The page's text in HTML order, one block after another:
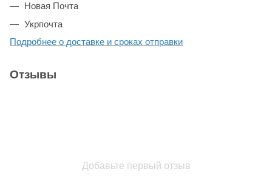
Новая Почта
Укрпочта
Подробнее о доставке и сроках отправки
Отзывы
Добавьте первый отзыв